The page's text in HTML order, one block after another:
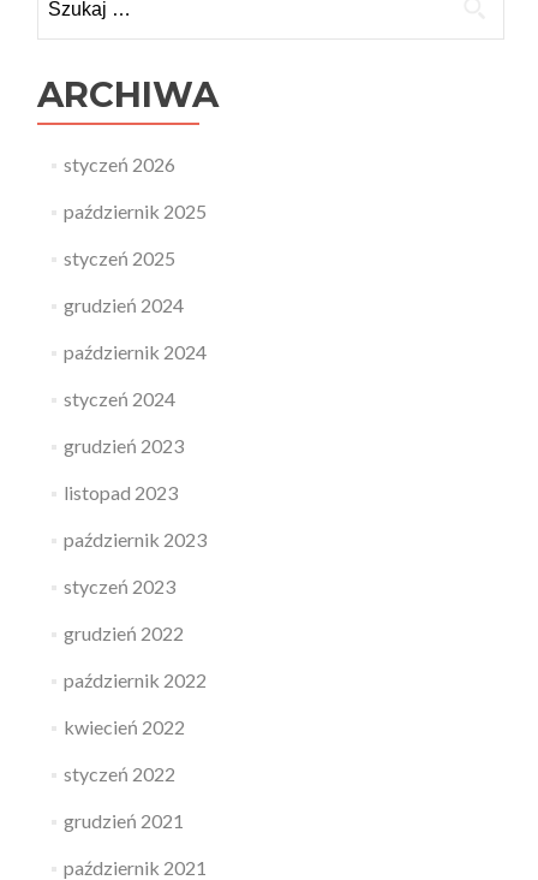
ARCHIWA
styczeń 2026
październik 2025
styczeń 2025
grudzień 2024
październik 2024
styczeń 2024
grudzień 2023
listopad 2023
październik 2023
styczeń 2023
grudzień 2022
październik 2022
kwiecień 2022
styczeń 2022
grudzień 2021
październik 2021